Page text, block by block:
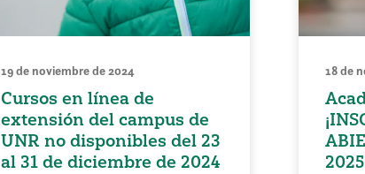
19 de noviembre de 2024
Cursos en línea de
extensión del campus de
UNR no disponibles del 23
al 31 de diciembre de 2024
18 de